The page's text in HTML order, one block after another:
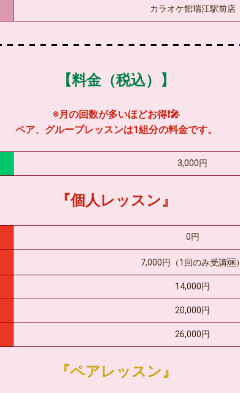
カラオケ館瑞江駅前店
【料金（税込）】
※月の回数が多いほどお得❗🎤
ペア、グループレッスンは1組分の料金です。
3,000円
『個人レッスン』
0円
7,000円（1回のみ受講🆗）
14,000円
20,000円
26,000円
『ペアレッスン』